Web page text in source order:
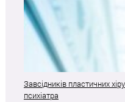
Завсідників пластичних
психіатра